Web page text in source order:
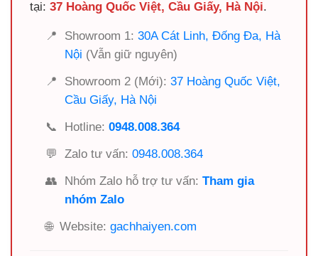
tại: 37 Hoàng Quốc Việt, Cầu Giấy, Hà Nội.
📍 Showroom 1: 30A Cát Linh, Đống Đa, Hà
Nội (Vẫn giữ nguyên)
📍
Showroom 2 (Mới): 37 Hoàng Quốc Việt,
Cầu Giấy, Hà Nội
📞
Hotline: 0948.008.364
💬
Zalo tư vấn: 0948.008.364
👥
Nhóm Zalo hỗ trợ tư vấn: Tham gia
nhóm Zalo
🌐 Website: gachhaiyen.com